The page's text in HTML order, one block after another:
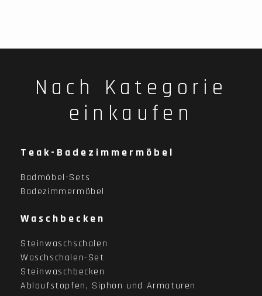
Nach Kategorie
einkaufen
Teak-Badezimmermöbel
Badmöbel-Sets
Badezimmermöbel
Waschbecken
Steinwaschschalen
Waschschalen-Set
Steinwaschbecken
Ablaufstopfen, Siphon und Armaturen